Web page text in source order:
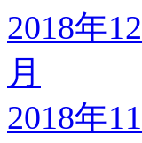
2018年12
月
2018年11